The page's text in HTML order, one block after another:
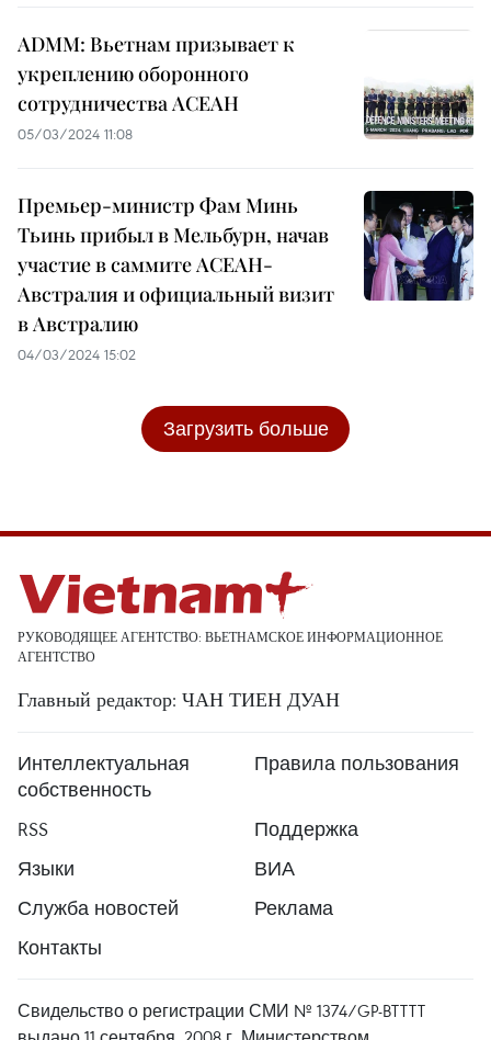
ADMM: Вьетнам призывает к
укреплению оборонного
сотрудничества АСЕАН
05/03/2024 11:08
Премьер-министр Фам Минь
Тьинь прибыл в Мельбурн, начав
участие в саммите АСЕАН-
Австралия и официальный визит
в Австралию
04/03/2024 15:02
Загрузить больше
РУКОВОДЯЩЕЕ АГЕНТСТВО: ВЬЕТНАМСКОЕ ИНФОРМАЦИОННОЕ
АГЕНТСТВО
Главный редактор: ЧАН ТИЕН ДУАН
Интеллектуальная
собственность
Правила пользования
RSS
Поддержка
Языки
ВИА
Служба новостей
Реклама
Контакты
Свидельство о регистрации СМИ № 1374/GP-BTTTT